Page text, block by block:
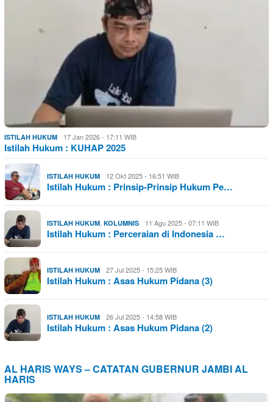
ISTILAH HUKUM 17 Jan 2026 - 17:11 WIB
Istilah Hukum : KUHAP 2025
ISTILAH HUKUM 12 Okt 2025 - 16:51 WIB
Istilah Hukum : Prinsip-Prinsip Hukum Pe…
ISTILAH HUKUM, KOLUMNIS 11 Agu 2025 - 07:11 WIB
Istilah Hukum : Perceraian di Indonesia …
ISTILAH HUKUM 27 Jul 2025 - 15:25 WIB
Istilah Hukum : Asas Hukum Pidana (3)
ISTILAH HUKUM 26 Jul 2025 - 14:58 WIB
Istilah Hukum : Asas Hukum Pidana (2)
AL HARIS WAYS – CATATAN GUBERNUR JAMBI AL
HARIS